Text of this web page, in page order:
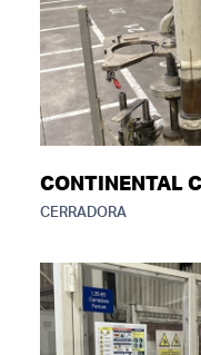
CONTINENTAL
CERRADORA